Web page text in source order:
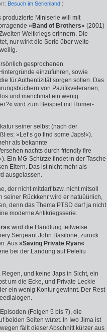
Besuch im Serienland. )
produzierte Miniserie will mit
»Band of Brothers« (2001)
Weltkriegs erinnern. Die
nur wirkt die Serie über weite
gesprochenen
einzuführen, sowie
für Authentizität sorgen sollen. Das
von Pazifikveteranen,
und manchmal ein wenig
wird zum Beispiel mit Homer-
seiner selbst (nach der
es: »Let’s go find some Japs!«).
als bekannte
nachts durch friendly fire
Ein MG-Schütze findet in der Tasche
Eltern. Das ist nicht mehr als
ausgelassen.
der nicht mitdarf bzw. nicht mitsoll
seiner Rückkehr wird er natüüürlich,
denn das Thema PTSD darf ja nicht
moderne Antikriegsserie.
wird die Handlung teilweise
Sergeant John Basilone, zurück
Aus »Saving Private Ryan«
bei der Landung auf Peleliu
und keine Japs in Sicht, ein
um die Ecke, und Private Leckie
ein wenig Kontur gewinnt. Der Rest
(Folgen 5 bis 7), die
beiden Seiten wütet. In Iwo Jima ist
fällt dieser Abschnitt kürzer aus